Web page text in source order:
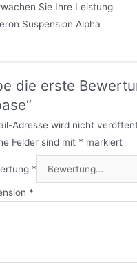
Sie Ihre Leistung
Suspension Alpha
die erste
Adresse wird nicht
Felder sind mit * markiert
*
*